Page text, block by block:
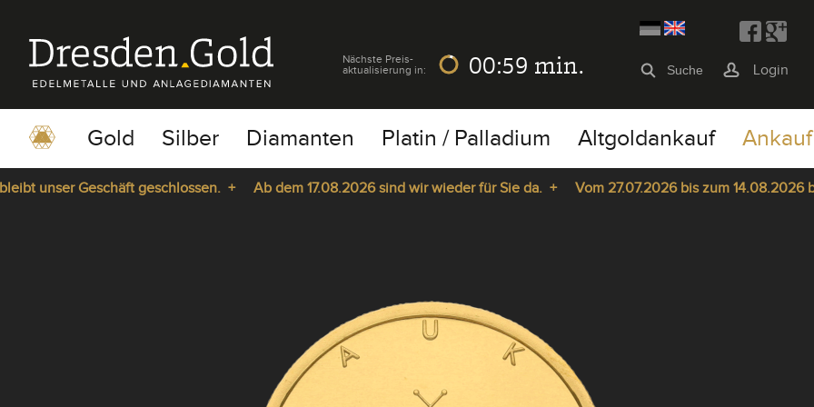
Nächste Preis-
aktualisierung in:
00:59 min. Login
Gold Silber Diamanten Platin / Palladium Altgoldankauf Ankauf
unser Geschäft geschlossen. + Ab dem 17.08.2026 sind wir wieder für Sie da. + Vom 27.07.2026 bis zum 14.08.2026